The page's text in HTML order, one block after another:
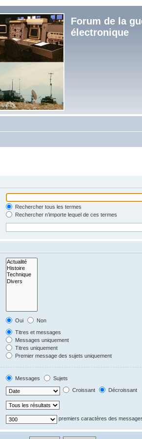
Forum de la
électronique
Rechercher tous les termes
Rechercher n’importe lequel de ces termes
Oui
Non
Titres et messages
Messages uniquement
Titres uniquement
Premier message des sujets uniquement
Messages
Sujets
Croissant Décroissant
premiers caractères des